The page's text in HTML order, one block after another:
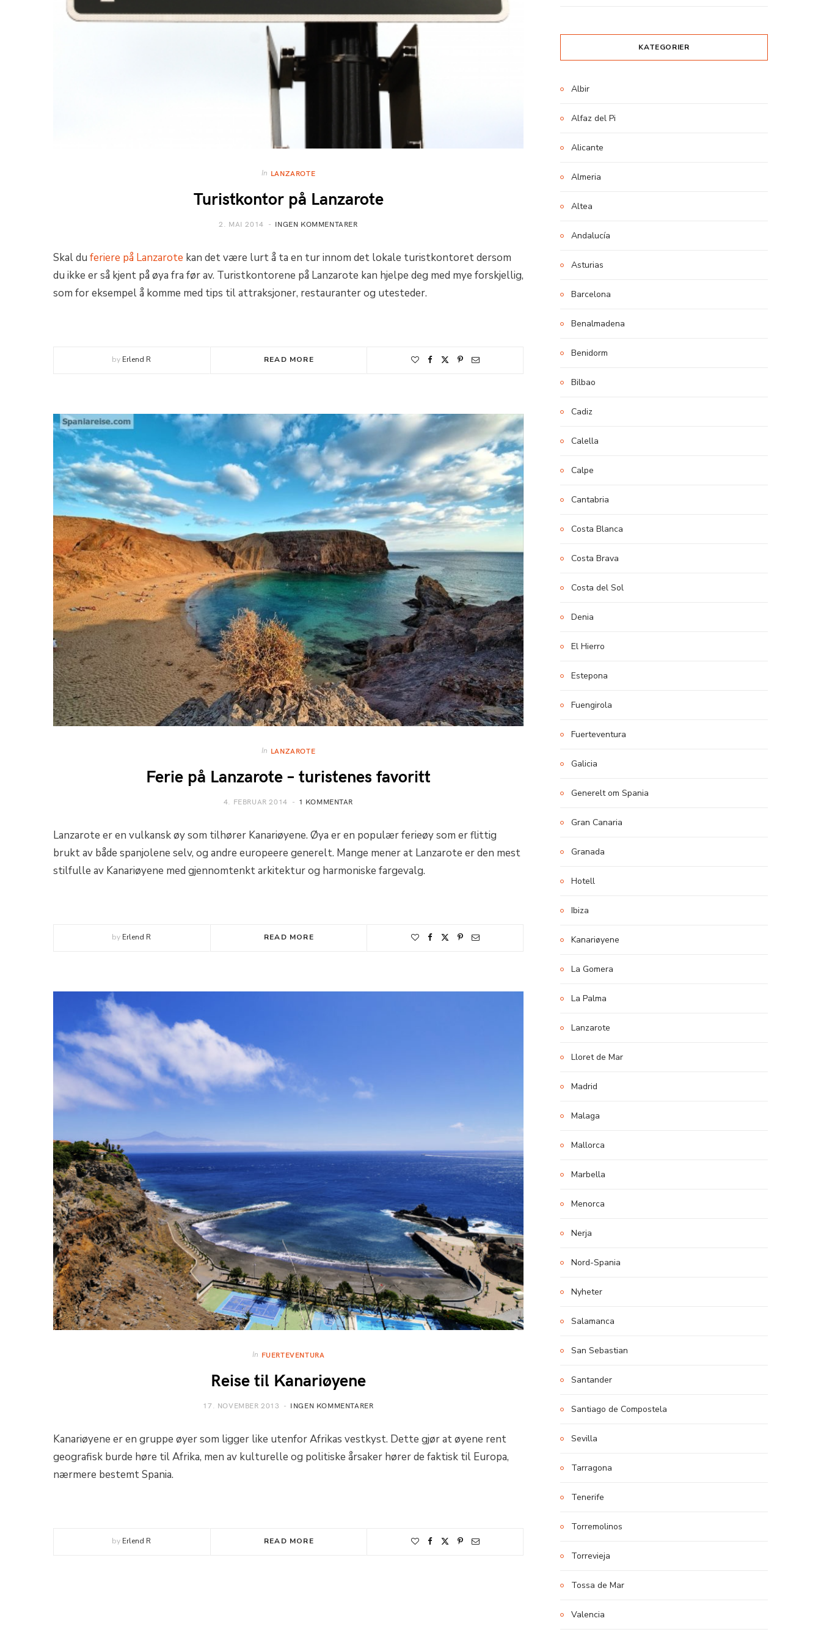
In LANZAROTE
Turistkontor på Lanzarote
2. MAI 2014 INGEN KOMMENTARER
Skal du feriere på Lanzarote kan det være lurt å ta en tur innom det lokale turistkontoret dersom
du ikke er så kjent på øya fra før av. Turistkontorene på Lanzarote kan hjelpe deg med mye forskjellig,
som for eksempel å komme med tips til attraksjoner, restauranter og utesteder.
by Erlend R READ MORE
In LANZAROTE
Ferie på Lanzarote – turistenes favoritt
4. FEBRUAR 2014 1 KOMMENTAR
Lanzarote er en vulkansk øy som tilhører Kanariøyene. Øya er en populær ferieøy som er flittig
brukt av både spanjolene selv, og andre europeere generelt. Mange mener at Lanzarote er den mest
stilfulle av Kanariøyene med gjennomtenkt arkitektur og harmoniske fargevalg.
by Erlend R READ MORE
In FUERTEVENTURA
Reise til Kanariøyene
17. NOVEMBER 2013 INGEN KOMMENTARER
Kanariøyene er en gruppe øyer som ligger like utenfor Afrikas vestkyst. Dette gjør at øyene rent
geografisk burde høre til Afrika, men av kulturelle og politiske årsaker hører de faktisk til Europa,
nærmere bestemt Spania.
by Erlend R READ MORE
KATEGORIER
Albir
Alfaz del Pi
Alicante
Almeria
Altea
Andalucía
Asturias
Barcelona
Benalmadena
Benidorm
Bilbao
Cadiz
Calella
Calpe
Cantabria
Costa Blanca
Costa Brava
Costa del Sol
Denia
El Hierro
Estepona
Fuengirola
Fuerteventura
Galicia
Generelt om Spania
Gran Canaria
Granada
Hotell
Ibiza
Kanariøyene
La Gomera
La Palma
Lanzarote
Lloret de Mar
Madrid
Malaga
Mallorca
Marbella
Menorca
Nerja
Nord-Spania
Nyheter
Salamanca
San Sebastian
Santander
Santiago de Compostela
Sevilla
Tarragona
Tenerife
Torremolinos
Torrevieja
Tossa de Mar
Valencia